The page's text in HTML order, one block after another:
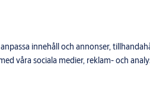
innehåll och annonser,
våra sociala medier, reklam- och